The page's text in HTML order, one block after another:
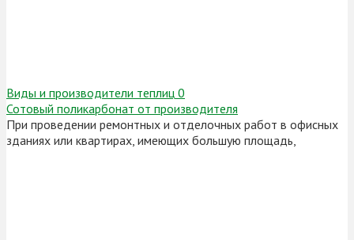
Виды и производители теплиц 0
Сотовый поликарбонат от производителя
При проведении ремонтных и отделочных работ в офисных
зданиях или квартирах, имеющих большую площадь,